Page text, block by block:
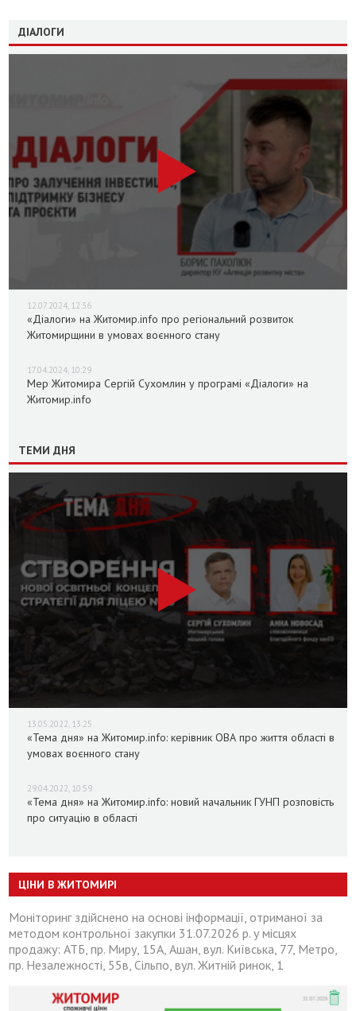
ДІАЛОГИ
12.07.2024, 12:36
«Діалоги» на Житомир.info про регіональний розвиток
Житомирщини в умовах воєнного стану
17.04.2024, 10:29
Мер Житомира Сергій Сухомлин у програмі «Діалоги» на
Житомир.info
ТЕМИ ДНЯ
13.05.2022, 13:25
«Тема дня» на Житомир.info: керівник ОВА про життя області в
умовах воєнного стану
29.04.2022, 10:59
«Тема дня» на Житомир.info: новий начальник ГУНП розповість
про ситуацію в області
ЦІНИ В ЖИТОМИРІ
Моніторинг здійснено на основі інформації, отриманої за
методом контрольної закупки 31.07.2026 р. у місцях
продажу: АТБ, пр. Миру, 15А, Ашан, вул. Київська, 77, Метро,
пр. Незалежності, 55в, Сільпо, вул. Житній ринок, 1